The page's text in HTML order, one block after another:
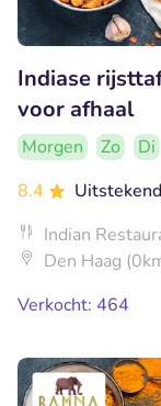
Indiase
voor afhaal
Morgen Zo Di
8.4
Uitstekend
Indian
Den Haag
Verkocht: 464